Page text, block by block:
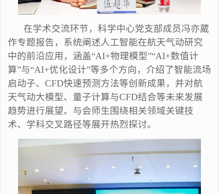
在学术交流环节，科学中心党支部成员冯亦葳
作专题报告，系统阐述人工智能在航天气动研究
中的前沿应用，涵盖“AI+物理模型”“AI+数值计
算”与“AI+优化设计”等多个方向，介绍了智能流场
启动子、CFD快速预测方法等创新成果，并对航
天气动大模型、量子计算与CFD结合等未来发展
趋势进行展望。与会师生围绕相关领域关键技
术、学科交叉路径等展开热烈探讨。